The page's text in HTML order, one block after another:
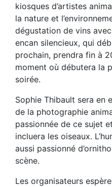
kiosques d’artistes
la nature et
dégustation de vins
encan silencieux, qui
prochain, prendra fin à
moment où débutera la
soirée.
Sophie Thibault sera en
de la photographie
passionnée de ce sujet
incluera les oiseaux.
aussi passionné
scène.
Les organisateurs